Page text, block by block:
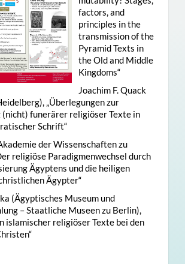
factors, and
principles in the
transmission of the
Pyramid Texts in
the Old and Middle
Kingdoms“
Joachim F. Quack
„Überlegungen zur
funerärer religiöser Texte in
Schrift“
der Wissenschaften zu
religiöse Paradigmenwechsel durch
Ägyptens und die heiligen
Ägypter“
(Ägyptisches Museum und
– Staatliche Museen zu Berlin),
islamischer religiöser Texte bei den